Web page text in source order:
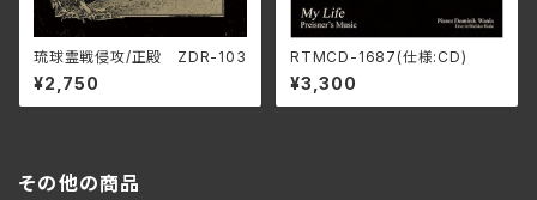
琉球霊戦侵攻/正殿 ZDR-103
¥2,750
RTMCD-1687(仕様:CD)
¥3,300
その他の商品